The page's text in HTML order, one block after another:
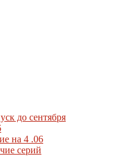
до сентября
на 4 .06
серий